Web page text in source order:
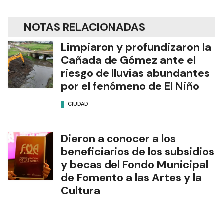
NOTAS RELACIONADAS
Limpiaron y profundizaron la
Cañada de Gómez ante el
riesgo de lluvias abundantes
por el fenómeno de El Niño
CIUDAD
Dieron a conocer a los
beneficiarios de los subsidios
y becas del Fondo Municipal
de Fomento a las Artes y la
Cultura